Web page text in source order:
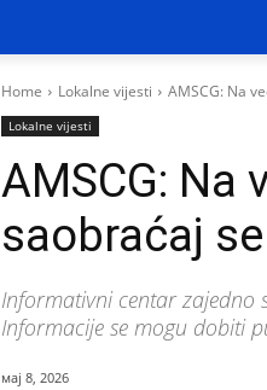
Home Lokalne vijesti AMSCG: Na
Lokalne vijesti
AMSCG: Na
saobraćaj
Informativni centar zajedno
Informacije se mogu dobiti
мај 8, 2026